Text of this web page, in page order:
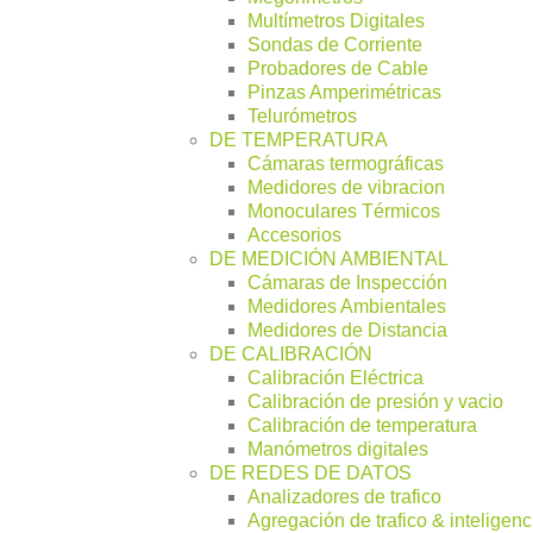
Multímetros Digitales
Sondas de Corriente
Probadores de Cable
Pinzas Amperimétricas
Telurómetros
DE TEMPERATURA
Cámaras termográficas
Medidores de vibracion
Monoculares Térmicos
Accesorios
DE MEDICIÓN AMBIENTAL
Cámaras de Inspección
Medidores Ambientales
Medidores de Distancia
DE CALIBRACIÓN
Calibración Eléctrica
Calibración de presión y vacio
Calibración de temperatura
Manómetros digitales
DE REDES DE DATOS
Analizadores de trafico
Agregación de trafico &